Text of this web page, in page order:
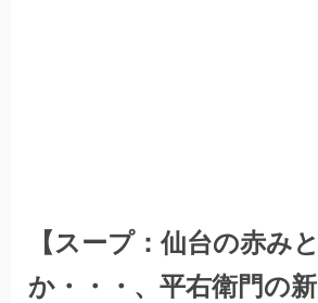
【スープ：仙台の赤み
か・・・、平右衛門の新